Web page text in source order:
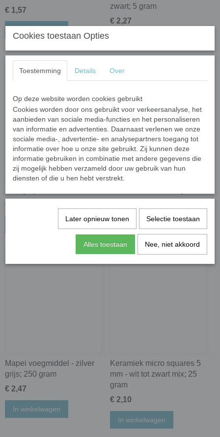
€ 1,57
zwart; 5 gram
€ 2,27
Colorful squares 1,5 cm -
€ 1,57
Keramiek micro 5 mm rond
Mapei voegmiddel - zilver
grijs; 250 gram
€ 2,47
In winkelwagen
Keramiek micro squares 5
mm - wit tot zwart mix; 25
gram
€ 2,10
In winkelwagen
Cookies toestaan Opties
Toestemming Details Over
Op deze website worden cookies gebruikt
Cookies worden door ons gebruikt voor verkeersanalyse, het
aanbieden van sociale media-functies en het personaliseren
van informatie en advertenties. Daarnaast verlenen we onze
sociale media-, advertentie- en analysepartners toegang tot
informatie over hoe u onze site gebruikt. Zij kunnen deze
informatie gebruiken in combinatie met andere gegevens die
zij mogelijk hebben verzameld door uw gebruik van hun
diensten of die u hen hebt verstrekt.
Later opnieuw tonen Selectie toestaan
Alles toestaan Nee, niet akkoord